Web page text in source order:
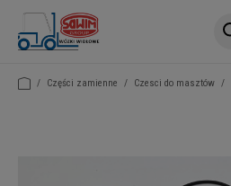
/ Części zamienne / Czesci do masztów /